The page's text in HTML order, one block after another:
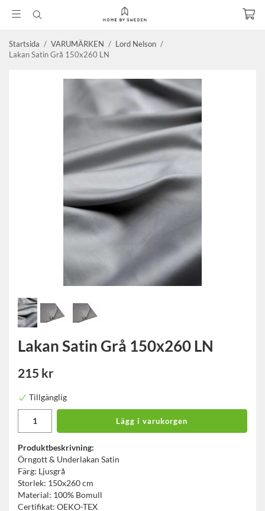
Startsida / VARUMÄRKEN / Lord Nelson /
Lakan Satin Grå 150x260 LN
Lakan Satin Grå 150x260 LN
215 kr
Tillgänglig
Lägg i varukorgen
Produktbeskrivning:
Örngott & Underlakan Satin
Färg: Ljusgrå
Storlek: 150x260 cm
Material: 100% Bomull
Certifikat: OEKO-TEX